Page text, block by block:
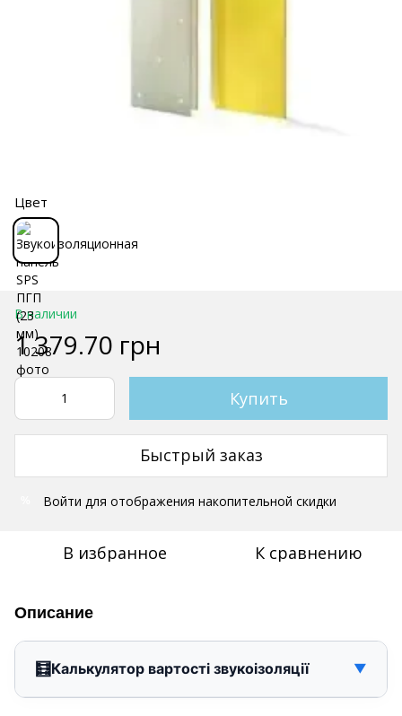
Цвет
В наличии
1 379.70 грн
Купить
Быстрый заказ
Войти для отображения накопительной скидки
В избранное К сравнению
Описание
🧮Калькулятор вартості звукоізоляції ▼